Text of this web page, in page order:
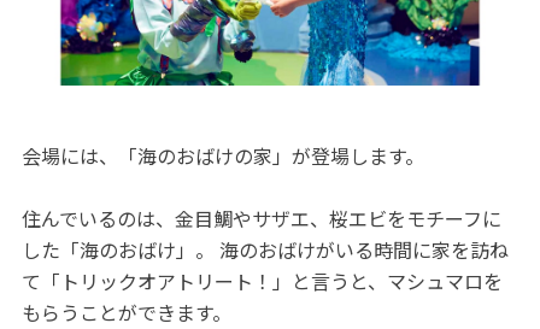
会場には、「海のおばけの家」が登場します。
住んでいるのは、金目鯛やサザエ、桜エビをモチーフに
した「海のおばけ」。 海のおばけがいる時間に家を訪ね
て「トリックオアトリート！」と言うと、マシュマロを
もらうことができます。